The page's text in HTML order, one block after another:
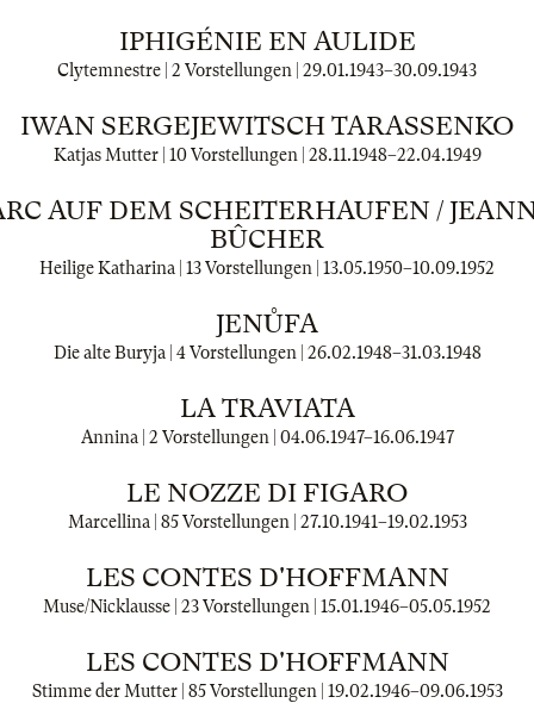
IPHIGÉNIE EN AULIDE
Clytemnestre | 2 Vorstellungen | 29.01.1943–30.09.1943
IWAN SERGEJEWITSCH TARASSENKO
Katjas Mutter | 10 Vorstellungen | 28.11.1948–22.04.1949
AUF DEM SCHEITERHAUFEN /
BÛCHER
Heilige Katharina | 13 Vorstellungen | 13.05.1950–10.09.1952
JENŮFA
Die alte Buryja | 4 Vorstellungen | 26.02.1948–31.03.1948
LA TRAVIATA
Annina | 2 Vorstellungen | 04.06.1947–16.06.1947
LE NOZZE DI FIGARO
Marcellina | 85 Vorstellungen | 27.10.1941–19.02.1953
LES CONTES D'HOFFMANN
Muse/Nicklausse | 23 Vorstellungen | 15.01.1946–05.05.1952
LES CONTES D'HOFFMANN
Stimme der Mutter | 85 Vorstellungen | 19.02.1946–09.06.1953